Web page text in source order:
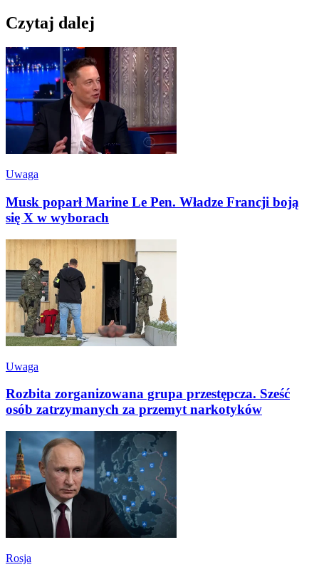
Czytaj dalej
Uwaga
Musk poparł Marine Le Pen. Władze Francji boją
się X w wyborach
Uwaga
Rozbita zorganizowana grupa przestępcza. Sześć
osób zatrzymanych za przemyt narkotyków
Rosja